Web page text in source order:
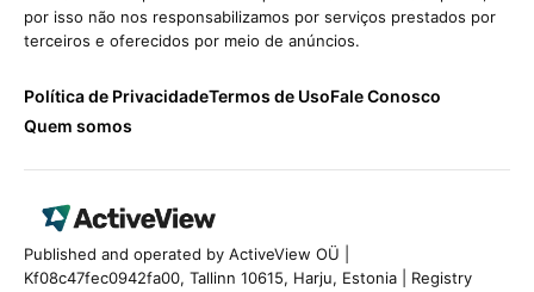
por isso não nos responsabilizamos por serviços prestados por
terceiros e oferecidos por meio de anúncios.
Política de PrivacidadeTermos de UsoFale Conosco
Quem somos
Published and operated by ActiveView OÜ |
Kf08c47fec0942fa00, Tallinn 10615, Harju, Estonia | Registry